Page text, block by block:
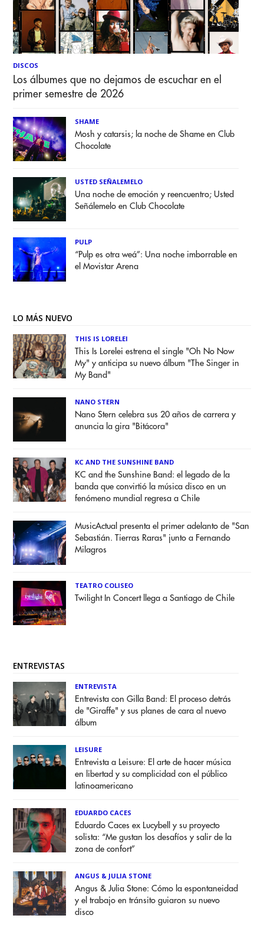
DISCOS
Los álbumes que no dejamos de escuchar en el
primer semestre de 2026
SHAME
Mosh y catarsis; la noche de Shame en Club
Chocolate
USTED SEÑALEMELO
Una noche de emoción y reencuentro; Usted
Señálemelo en Club Chocolate
PULP
“Pulp es otra weá”: Una noche imborrable en
el Movistar Arena
LO MÁS NUEVO
THIS IS LORELEI
This Is Lorelei estrena el single "Oh No Now
My" y anticipa su nuevo álbum "The Singer in
My Band"
NANO STERN
Nano Stern celebra sus 20 años de carrera y
anuncia la gira "Bitácora"
KC AND THE SUNSHINE BAND
KC and the Sunshine Band: el legado de la
banda que convirtió la música disco en un
fenómeno mundial regresa a Chile
MusicActual presenta el primer adelanto de "San
Sebastián. Tierras Raras" junto a Fernando
Milagros
TEATRO COLISEO
Twilight In Concert llega a Santiago de Chile
ENTREVISTAS
ENTREVISTA
Entrevista con Gilla Band: El proceso detrás
de "Giraffe" y sus planes de cara al nuevo
álbum
LEISURE
Entrevista a Leisure: El arte de hacer música
en libertad y su complicidad con el público
latinoamericano
EDUARDO CACES
Eduardo Caces ex Lucybell y su proyecto
solista: “Me gustan los desafíos y salir de la
zona de confort”
ANGUS & JULIA STONE
Angus & Julia Stone: Cómo la espontaneidad
y el trabajo en tránsito guiaron su nuevo
disco